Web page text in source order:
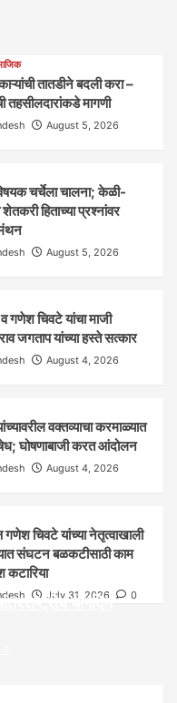
तातडीने बदली करा –
तहसीलदारांकडे मागणी
August 5, 2026
चर्चेला चालना; केळी-
हिताच्या प्रश्नांवर
August 5, 2026
गणेश चिवटे यांचा माजी
जगताप यांच्या हस्ते सत्कार
August 4, 2026
वक्तव्याचा करमाळ्यात
घोषणाबाजी करत आंदोलन
August 4, 2026
गणेश चिवटे यांच्या नेतृत्वाखाली
संघटन बळकटीसाठी काम
कटारिया
July 31, 2026 0
योगदिन